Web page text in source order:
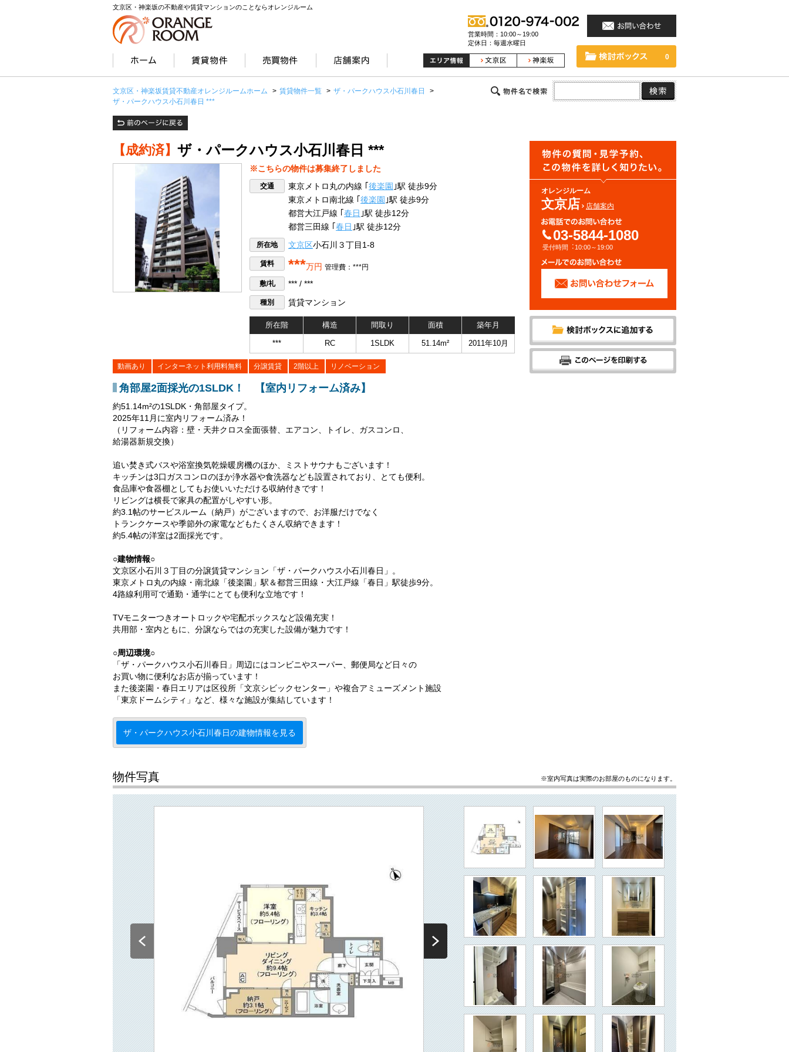
文京区・神楽坂の不動産や賃貸マンションのことならオレンジルーム
営業時間：10:00～19:00
定休日：毎週水曜日
0
文京区・神楽坂賃貸不動産オレンジルームホーム > 賃貸物件一覧 > ザ・パークハウス小石川春日
>
ザ・パークハウス小石川春日 ***
【成約済】 ザ・パークハウス小石川春日 ***
※こちらの物件は募集終了しました
交通 東京メトロ丸の内線 ｢ 後楽園 ｣駅 徒歩9分
東京メトロ南北線 ｢ 後楽園 ｣駅 徒歩9分
都営大江戸線 ｢ 春日 ｣駅 徒歩12分
都営三田線 ｢ 春日 ｣駅 徒歩12分
所在地 文京区小石川３丁目1-8
賃料 ***万円 管理費：***円
敷/礼
*** / ***
種別 賃貸マンション
所在階 構造 間取り 面積 築年月
*** RC 1SLDK 51.14m² 2011年10月
動画あり インターネット利用料無料 分譲賃貸 2階以上 リノベーション
角部屋2面採光の1SLDK！ 【室内リフォーム済み】
約51.14m²の1SLDK・角部屋タイプ。
2025年11月に室内リフォーム済み！
（リフォーム内容：壁・天井クロス全面張替、エアコン、トイレ、ガスコンロ、
給湯器新規交換）
追い焚き式バスや浴室換気乾燥暖房機のほか、ミストサウナもございます！
キッチンは3口ガスコンロのほか浄水器や食洗器なども設置されており、とても便利。
食品庫や食器棚としてもお使いいただける収納付きです！
リビングは横長で家具の配置がしやすい形。
約3.1帖のサービスルーム（納戸）がございますので、お洋服だけでなく
トランクケースや季節外の家電などもたくさん収納できます！
約5.4帖の洋室は2面採光です。
○建物情報○
文京区小石川３丁目の分譲賃貸マンション「ザ・パークハウス小石川春日」。
東京メトロ丸の内線・南北線「後楽園」駅＆都営三田線・大江戸線「春日」駅徒歩9分。
4路線利用可で通勤・通学にとても便利な立地です！
TVモニターつきオートロックや宅配ボックスなど設備充実！
共用部・室内ともに、分譲ならではの充実した設備が魅力です！
○周辺環境○
「ザ・パークハウス小石川春日」周辺にはコンビニやスーパー、郵便局など日々の
お買い物に便利なお店が揃っています！
また後楽園・春日エリアは区役所「文京シビックセンター」や複合アミューズメント施設
「東京ドームシティ」など、様々な施設が集結しています！
ザ・パークハウス小石川春日の建物情報を見る
オレンジルーム
文京店 店舗案内
03-5844-1080
受付時間︓10:00～19:00
物件写真 ※室内写真は実際のお部屋のものになります。